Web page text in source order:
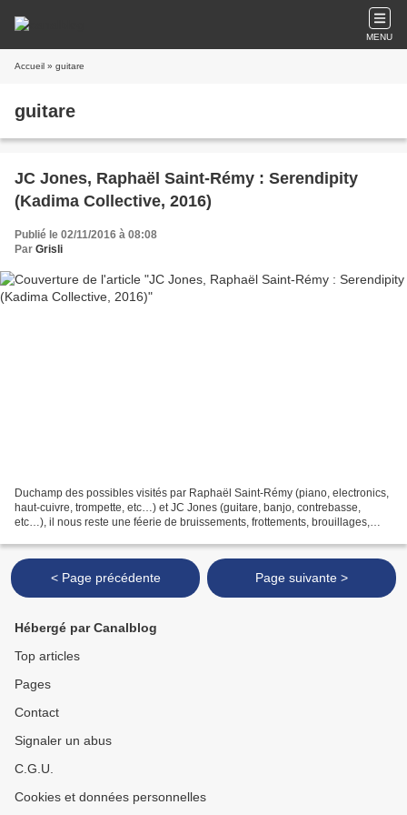
MENU
Accueil » guitare
guitare
JC Jones, Raphaël Saint-Rémy : Serendipity
(Kadima Collective, 2016)
Publié le 02/11/2016 à 08:08
Par Grisli
Duchamp des possibles visités par Raphaël Saint-Rémy (piano, electronics,
haut-cuivre, trompette, etc…) et JC Jones (guitare, banjo, contrebasse,
etc…), il nous reste une féerie de bruissements, frottements, brouillages,
< Page précédente Page suivante >
Hébergé par Canalblog
Top articles
Pages
Contact
Signaler un abus
C.G.U.
Cookies et données personnelles